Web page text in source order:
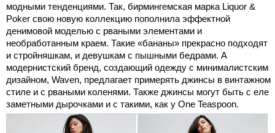
модными тенденциями. Так, бирмингемская марка Liquor &
Poker свою новую коллекцию пополнила эффектной
денимовой моделью с рваными элементами и
необработанным краем. Такие «бананы» прекрасно подходят
и стройняшкам, и девушкам с пышными бедрами. А
модернистский бренд, создающий одежду с минималистским
дизайном, Waven, предлагает примерять джинсы в винтажном
стиле и с рваными коленями. Также джинсы могут быть с еле
заметными дырочками и с такими, как у One Teaspoon.